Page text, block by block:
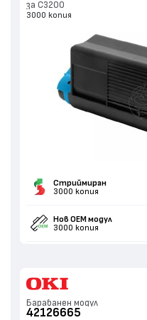
за C3200
3000 копия
Стриймиран
3000 копия
Нов ОЕМ модул
3000 копия
Барабанен модул
42126665